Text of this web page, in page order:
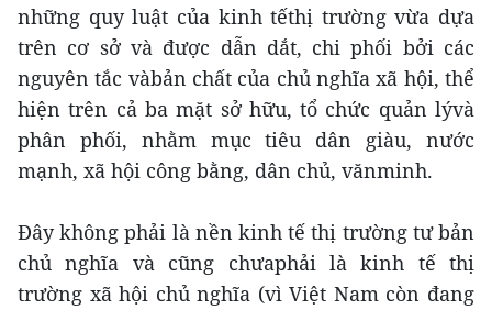
những quy luật của kinh tếthị trường vừa dựa
trên cơ sở và được dẫn dắt, chi phối bởi các
nguyên tắc vàbản chất của chủ nghĩa xã hội, thể
hiện trên cả ba mặt sở hữu, tổ chức quản lývà
phân phối, nhằm mục tiêu dân giàu, nước
mạnh, xã hội công bằng, dân chủ, vănminh.
Đây không phải là nền kinh tế thị trường tư bản
chủ nghĩa và cũng chưaphải là kinh tế thị
trường xã hội chủ nghĩa (vì Việt Nam còn đang